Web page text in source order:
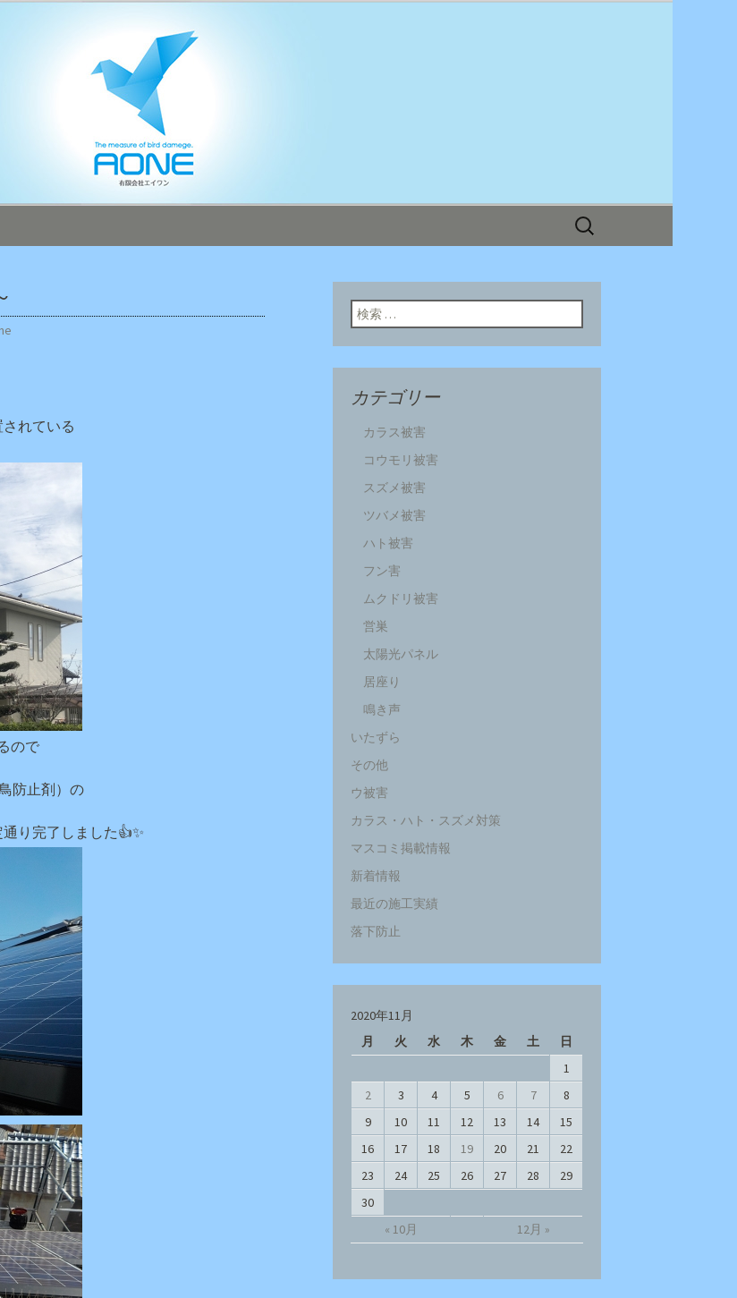
シャルブログ
検
れている
ので
防止剤）の
り完了しました👍✨
検索:
カテゴリー
カラス被害
コウモリ被害
スズメ被害
ツバメ被害
ハト被害
フン害
ムクドリ被害
営巣
太陽光パネル
居座り
鳴き声
いたずら
その他
ウ被害
カラス・ハト・スズメ対策
マスコミ掲載情報
新着情報
最近の施工実績
落下防止
2020年11月
月
火 水 木 金 土 日
« 10月 12月 »
1
2
3 4 5 6 7
8
9
10 11 12 13 14
15
16
17 18 19 20 21
22
23
24 25 26 27 28
29
30